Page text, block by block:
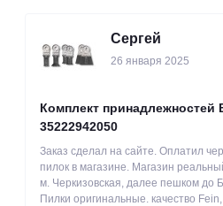
Сергей
26 января 2025
Комплект принадлежностей
35222942050
Заказ сделал на сайте. Оплатил
пилок в магазине. Магазин
м. Черкизовская, далее пешком до
Пилки оригинальные. качество